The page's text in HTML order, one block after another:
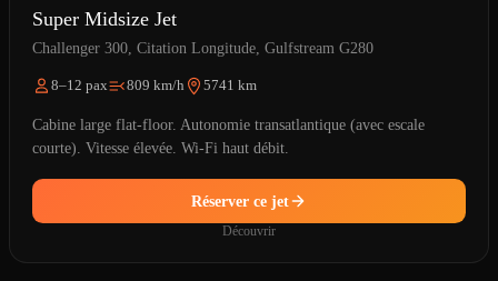
Super Midsize Jet
Challenger 300, Citation Longitude, Gulfstream G280
8–12 pax 809 km/h 5741 km
Cabine large flat-floor. Autonomie transatlantique (avec escale
courte). Vitesse élevée. Wi-Fi haut débit.
Réserver ce jet
Découvrir